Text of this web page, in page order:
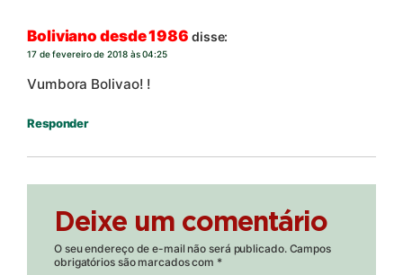
Boliviano desde 1986 disse:
17 de fevereiro de 2018 às 04:25
Vumbora Bolivao! !
Responder
Deixe um comentário
O seu endereço de e-mail não será publicado. Campos
obrigatórios são marcados com *